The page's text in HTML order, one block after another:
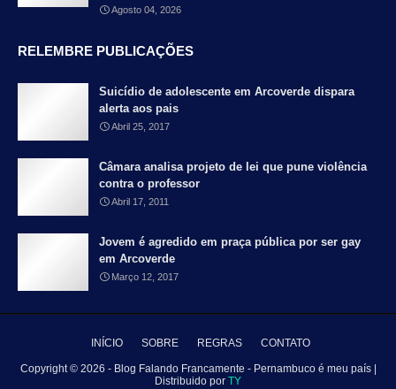
Agosto 04, 2026
RELEMBRE PUBLICAÇÕES
Suicídio de adolescente em Arcoverde dispara
alerta aos pais
Abril 25, 2017
Câmara analisa projeto de lei que pune violência
contra o professor
Abril 17, 2011
Jovem é agredido em praça pública por ser gay
em Arcoverde
Março 12, 2017
INÍCIO SOBRE REGRAS CONTATO
Copyright © 2026 - Blog Falando Francamente - Pernambuco é meu país |
Distribuido por TY